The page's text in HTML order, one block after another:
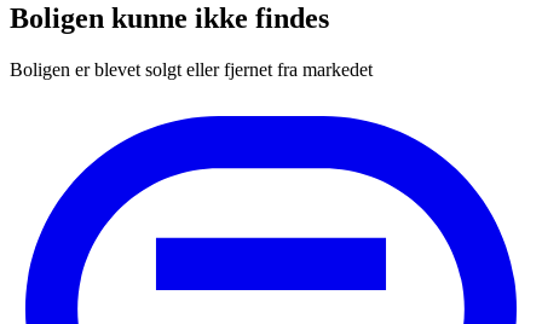
Boligen kunne ikke findes
Boligen er blevet solgt eller fjernet fra markedet